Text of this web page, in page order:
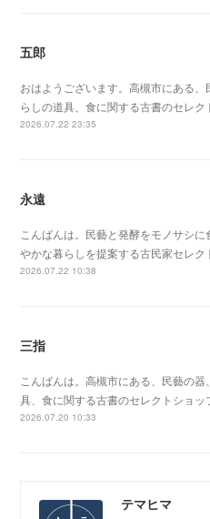
五郎
おはようございます。高槻市にある、
らしの道具、食に関する古書のセレク
2026.07.22 23:35
永遠
こんばんは。民藝と発酵をモノサシに
やかな暮らしを提案する古民家セレク
2026.07.22 10:38
三指
こんばんは。高槻市にある、民藝の器
具、食に関する古書のセレクトショッ
2026.07.20 10:33
テマヒマ